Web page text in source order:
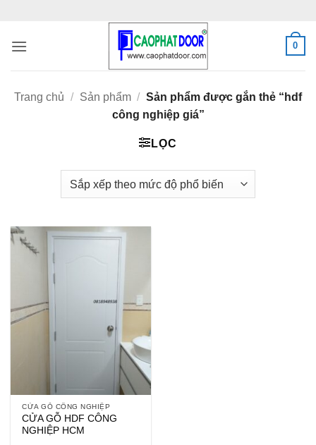
nội
0
Trang chủ / Sản phẩm / Sản phẩm được gắn thẻ “hdf
công nghiệp giá”
LỌC
CỬA GỖ CÔNG NGHIỆP
CỬA GỖ HDF CÔNG
NGHIỆP HCM